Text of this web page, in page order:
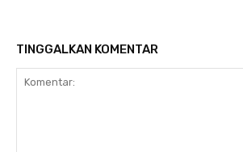
TINGGALKAN KOMENTAR